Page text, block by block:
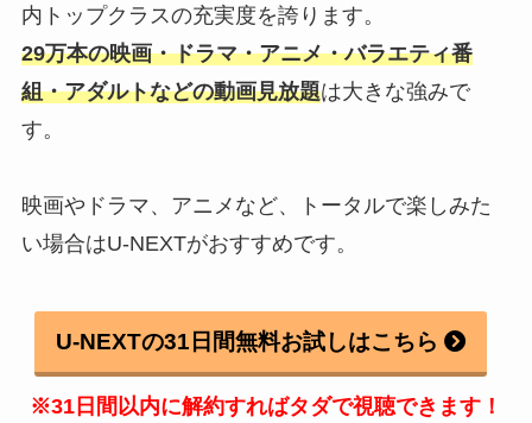
内トップクラスの充実度を誇ります。
29万本の映画・ドラマ・アニメ・バラエティ番
組・アダルトなどの動画見放題は大きな強みで
す。
映画やドラマ、アニメなど、トータルで楽しみた
い場合はU-NEXTがおすすめです。
U-NEXTの31日間無料お試しはこちら
※31日間以内に解約すればタダで視聴できます！